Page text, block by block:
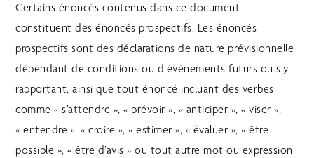
Certains énoncés contenus dans ce document
constituent des énoncés prospectifs. Les énoncés
prospectifs sont des déclarations de nature prévisionnelle
dépendant de conditions ou d’événements futurs ou s’y
rapportant, ainsi que tout énoncé incluant des verbes
comme « s’attendre », « prévoir », « anticiper », « viser »,
« entendre », « croire », « estimer », « évaluer », « être
possible », « être d’avis » ou tout autre mot ou expression